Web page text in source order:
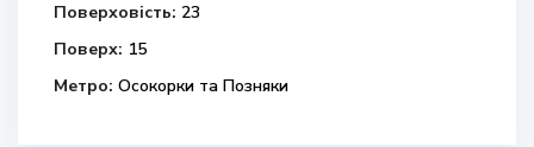
Поверховість: 23
Поверх: 15
Метро: Осокорки та Позняки